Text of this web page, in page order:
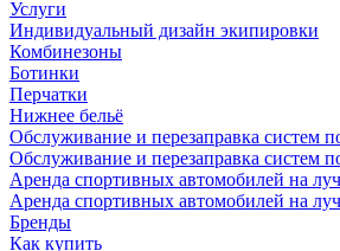
Услуги
Индивидуальный дизайн экипировки
Комбинезоны
Ботинки
Перчатки
Нижнее бельё
Обслуживание и перезаправка систем
Обслуживание и перезаправка систем
Аренда спортивных автомобилей на
Аренда спортивных автомобилей на
Бренды
Как купить